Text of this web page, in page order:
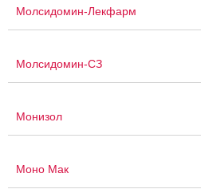
Молсидомин-Лекфарм
Молсидомин-СЗ
Монизол
Моно Мак